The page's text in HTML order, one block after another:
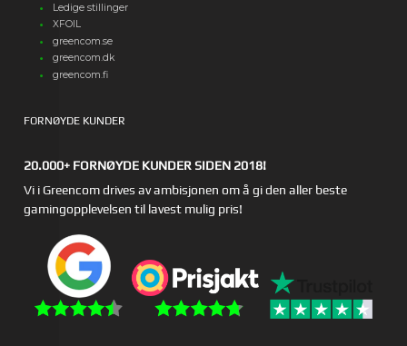
Ledige stillinger
XFOIL
greencom.se
greencom.dk
greencom.fi
FORNØYDE KUNDER
20.000+ FORNØYDE KUNDER SIDEN 2018!
Vi i Greencom drives av ambisjonen om å gi den aller beste
gamingopplevelsen til lavest mulig pris!